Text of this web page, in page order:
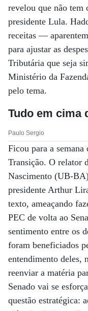
revelou que não tem
presidente Lula.
receitas —
para ajustar as
Tributária que seja
Ministério da
pelo tema.
Tudo em cima
Paulo Sergio
Ficou para a
Transição. O relator
Nascimento (UB-
presidente Arthur
texto, ameaçando
PEC de volta ao
sentimento entre os
foram beneficiados
entendimento deles,
reenviar a matéria
Senado vai se
questão estratégica: